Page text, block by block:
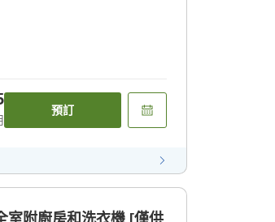
預訂
室附廚房和洗衣機 [僅供